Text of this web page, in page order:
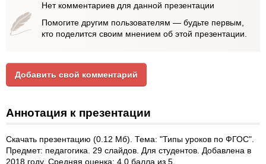
Нет комментариев для данной презентации
Помогите другим пользователям — будьте первым,
кто поделится своим мнением об этой презентации.
Добавить свой комментарий
Аннотация к презентации
Скачать презентацию (0.12 Мб). Тема: "Типы уроков по ФГОС".
Предмет: педагогика. 29 слайдов. Для студентов. Добавлена в
2018 году. Средняя оценка: 4.0 балла из 5.